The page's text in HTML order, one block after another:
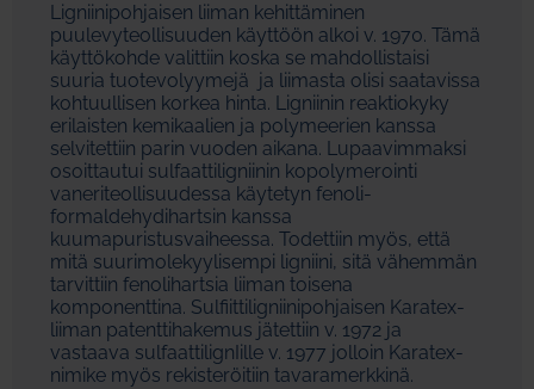
Ligniinipohjaisen liiman kehittäminen
puulevyteollisuuden käyttöön alkoi v. 1970. Tämä
käyttökohde valittiin koska se mahdollistaisi
suuria tuotevolyymejä ja liimasta olisi saatavissa
kohtuullisen korkea hinta. Ligniinin reaktiokyky
erilaisten kemikaalien ja polymeerien kanssa
selvitettiin parin vuoden aikana. Lupaavimmaksi
osoittautui sulfaattiligniinin kopolymerointi
vaneriteollisuudessa käytetyn fenoli-
formaldehydihartsin kanssa
kuumapuristusvaiheessa. Todettiin myös, että
mitä suurimolekyylisempi ligniini, sitä vähemmän
tarvittiin fenolihartsia liiman toisena
komponenttina. Sulfiittiligniinipohjaisen Karatex-
liiman patenttihakemus jätettiin v. 1972 ja
vastaava sulfaattilignIille v. 1977 jolloin Karatex-
nimike myös rekisteröitiin tavaramerkkinä.